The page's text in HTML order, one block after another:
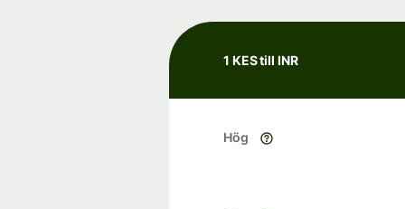
1 KES till INR
Hög